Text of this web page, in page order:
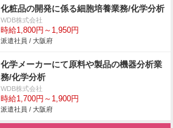
化粧品の開発に係る細胞培養業務/化学分析
WDB株式会社
時給1,800円～1,950円
派遣社員 / 大阪府
化学メーカーにて原料や製品の機器分析業
務/化学分析
WDB株式会社
時給1,700円～1,900円
派遣社員 / 大阪府